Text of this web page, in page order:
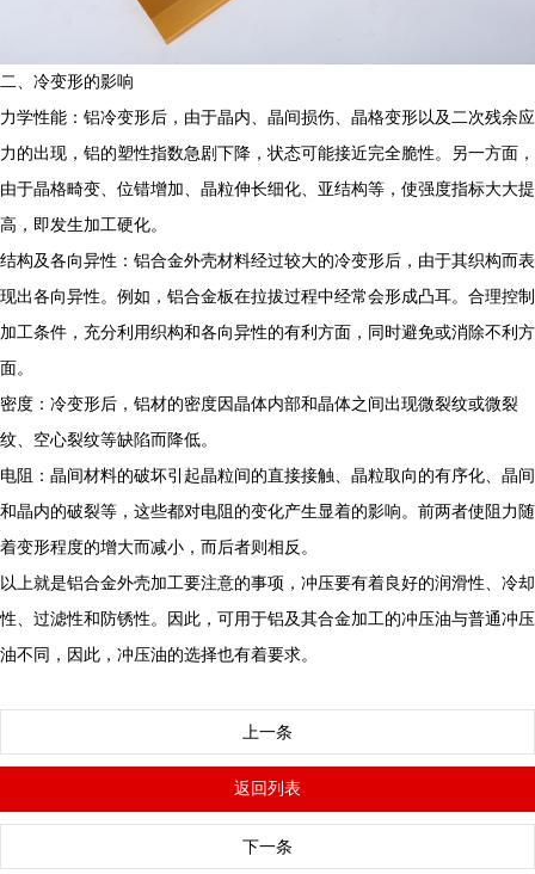
二、冷变形的影响
力学性能：铝冷变形后，由于晶内、晶间损伤、晶格变形以及二次残余应
力的出现，铝的塑性指数急剧下降，状态可能接近完全脆性。另一方面，
由于晶格畸变、位错增加、晶粒伸长细化、亚结构等，使强度指标大大提
高，即发生加工硬化。
结构及各向异性：铝合金外壳材料经过较大的冷变形后，由于其织构而表
现出各向异性。例如，铝合金板在拉拔过程中经常会形成凸耳。合理控制
加工条件，充分利用织构和各向异性的有利方面，同时避免或消除不利方
面。
密度：冷变形后，铝材的密度因晶体内部和晶体之间出现微裂纹或微裂
纹、空心裂纹等缺陷而降低。
电阻：晶间材料的破坏引起晶粒间的直接接触、晶粒取向的有序化、晶间
和晶内的破裂等，这些都对电阻的变化产生显着的影响。前两者使阻力随
着变形程度的增大而减小，而后者则相反。
以上就是铝合金外壳加工要注意的事项，冲压要有着良好的润滑性、冷却
性、过滤性和防锈性。因此，可用于铝及其合金加工的冲压油与普通冲压
油不同，因此，冲压油的选择也有着要求。
上一条
返回列表
下一条